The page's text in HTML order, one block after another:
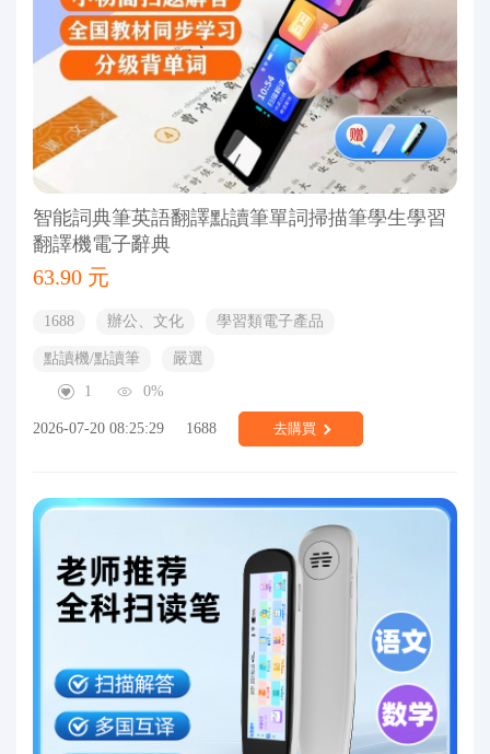
智能詞典筆英語翻譯點讀筆單詞掃描筆學生學習
翻譯機電子辭典
63.90 元
1688 辦公、文化 學習類電子產品
點讀機/點讀筆
嚴選
1
0%
2026-07-20 08:25:29 1688 去購買